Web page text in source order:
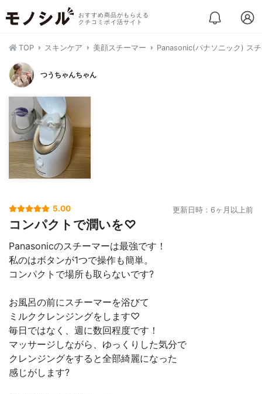
おすすめ商品がもらえる
クチコミポイ活サイト
TOP スキンケア 美顔スチーマー Panasonic(パナソニック) ス
つうちゃんちゃん
5.00 更新日時：6ヶ月以上前
コンパクトで潤いを♡
Panasonicのスチーマーは最強です！
私のはボタンが1つで操作も簡単。
コンパクトで場所も取らないです?
お風呂の前にスチーマーを浴びて
ミルククレンジングをします♡
毎日ではなく、週に数回程度です！
マッサージしながら、ゆっくりした気分で
クレンジングをすると全部綺麗になった
感じがします?